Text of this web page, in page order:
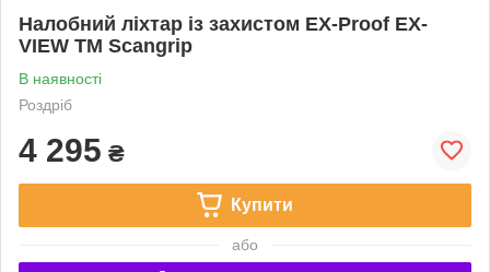
Налобний ліхтар із захистом EX-Proof EX-
VIEW ТМ Scangrip
В наявності
Роздріб
4 295 ₴
Купити
або